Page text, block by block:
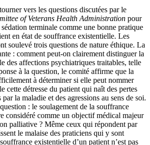
vers les questions discutées par le
of Veterans Health Administration pour
terminale comme une bonne pratique
en état de souffrance existentielle. Les
soulevé trois questions de nature éthique. La
: comment peut-on clairement distinguer la
des affections psychiatriques traitables, telle
à la question, le comité affirme que la
à déterminer si elle peut nommer
cette détresse du patient qui naît des pertes
la maladie et des agressions au sens de soi.
: le soulagement de la souffrance
considéré comme un objectif médical majeur
palliative ? Même ceux qui répondent par
le malaise des praticiens qui y sont
existentielle d’un patient n’est pas